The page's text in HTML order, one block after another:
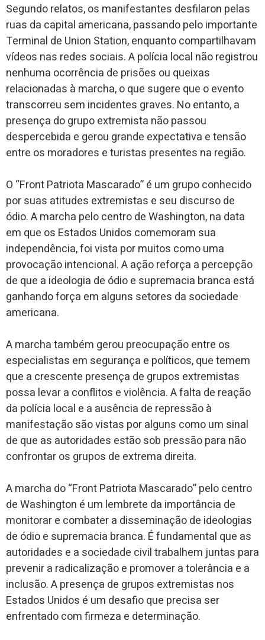
Segundo relatos, os manifestantes desfilaron pelas
ruas da capital americana, passando pelo importante
Terminal de Union Station, enquanto compartilhavam
vídeos nas redes sociais. A polícia local não registrou
nenhuma ocorrência de prisões ou queixas
relacionadas à marcha, o que sugere que o evento
transcorreu sem incidentes graves. No entanto, a
presença do grupo extremista não passou
despercebida e gerou grande expectativa e tensão
entre os moradores e turistas presentes na região.
O “Front Patriota Mascarado” é um grupo conhecido
por suas atitudes extremistas e seu discurso de
ódio. A marcha pelo centro de Washington, na data
em que os Estados Unidos comemoram sua
independência, foi vista por muitos como uma
provocação intencional. A ação reforça a percepção
de que a ideologia de ódio e supremacia branca está
ganhando força em alguns setores da sociedade
americana.
A marcha também gerou preocupação entre os
especialistas em segurança e políticos, que temem
que a crescente presença de grupos extremistas
possa levar a conflitos e violência. A falta de reação
da polícia local e a ausência de repressão à
manifestação são vistas por alguns como um sinal
de que as autoridades estão sob pressão para não
confrontar os grupos de extrema direita.
A marcha do “Front Patriota Mascarado” pelo centro
de Washington é um lembrete da importância de
monitorar e combater a disseminação de ideologias
de ódio e supremacia branca. É fundamental que as
autoridades e a sociedade civil trabalhem juntas para
prevenir a radicalização e promover a tolerância e a
inclusão. A presença de grupos extremistas nos
Estados Unidos é um desafio que precisa ser
enfrentado com firmeza e determinação.